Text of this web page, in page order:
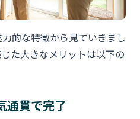
的な特徴から見ていきまし
た大きなメリットは以下の
通貫で完了